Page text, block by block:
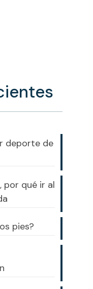
deporte de
por qué ir al
pies?